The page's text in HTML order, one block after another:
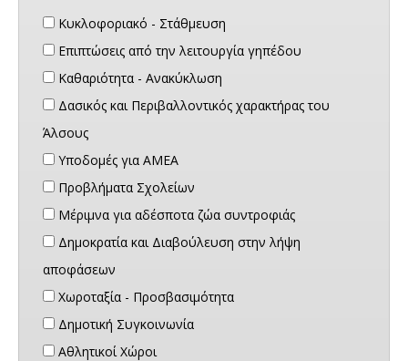
Κυκλοφοριακό - Στάθμευση
Επιπτώσεις από την λειτουργία γηπέδου
Καθαριότητα - Ανακύκλωση
Δασικός και Περιβαλλοντικός χαρακτήρας του
Άλσους
Υποδομές για ΑΜΕΑ
Προβλήματα Σχολείων
Μέριμνα για αδέσποτα ζώα συντροφιάς
Δημοκρατία και Διαβούλευση στην λήψη
αποφάσεων
Χωροταξία - Προσβασιμότητα
Δημοτική Συγκοινωνία
Αθλητικοί Χώροι